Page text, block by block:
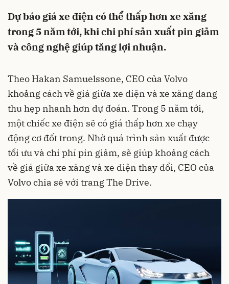
Dự báo giá xe điện có thể thấp hơn xe xăng
trong 5 năm tới, khi chi phí sản xuất pin giảm
và công nghệ giúp tăng lợi nhuận.
Theo Hakan Samuelssone, CEO của Volvo
khoảng cách về giá giữa xe điện và xe xăng đang
thu hẹp nhanh hơn dự đoán. Trong 5 năm tới,
một chiếc xe điện sẽ có giá thấp hơn xe chạy
động cơ đốt trong. Nhờ quá trình sản xuất được
tối ưu và chi phí pin giảm, sẽ giúp khoảng cách
về giá giữa xe xăng và xe điện thay đổi, CEO của
Volvo chia sẻ với trang The Drive.
Hủy